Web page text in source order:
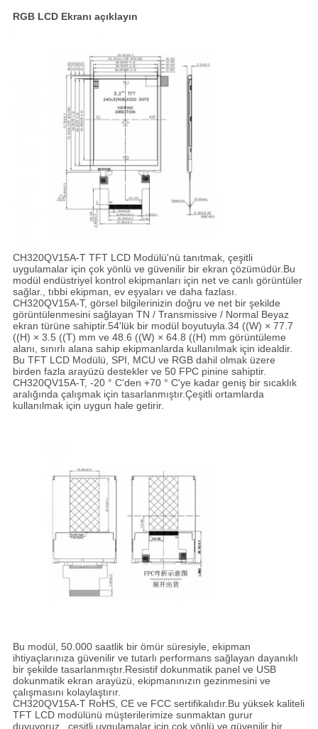
RGB LCD Ekranı açıklayın
CH320QV15A-T TFT LCD Modülü'nü tanıtmak, çeşitli
uygulamalar için çok yönlü ve güvenilir bir ekran çözümüdür.Bu
modül endüstriyel kontrol ekipmanları için net ve canlı görüntüler
sağlar., tıbbi ekipman, ev eşyaları ve daha fazlası.
CH320QV15A-T, görsel bilgilerinizin doğru ve net bir şekilde
görüntülenmesini sağlayan TN / Transmissive / Normal Beyaz
ekran türüne sahiptir.54'lük bir modül boyutuyla.34 ((W) × 77.7
((H) × 3.5 ((T) mm ve 48.6 ((W) × 64.8 ((H) mm görüntüleme
alanı, sınırlı alana sahip ekipmanlarda kullanılmak için idealdir.
Bu TFT LCD Modülü, SPI, MCU ve RGB dahil olmak üzere
birden fazla arayüzü destekler ve 50 FPC pinine sahiptir.
CH320QV15A-T, -20 ° C'den +70 ° C'ye kadar geniş bir sıcaklık
aralığında çalışmak için tasarlanmıştır.Çeşitli ortamlarda
kullanılmak için uygun hale getirir.
Bu modül, 50.000 saatlik bir ömür süresiyle, ekipman
ihtiyaçlarınıza güvenilir ve tutarlı performans sağlayan dayanıklı
bir şekilde tasarlanmıştır.Resistif dokunmatik panel ve USB
dokunmatik ekran arayüzü, ekipmanınızın gezinmesini ve
çalışmasını kolaylaştırır.
CH320QV15A-T RoHS, CE ve FCC sertifikalıdır.Bu yüksek kaliteli
TFT LCD modülünü müşterilerimize sunmaktan gurur
duyuyoruz., çeşitli uygulamalar için çok yönlü ve güvenilir bir